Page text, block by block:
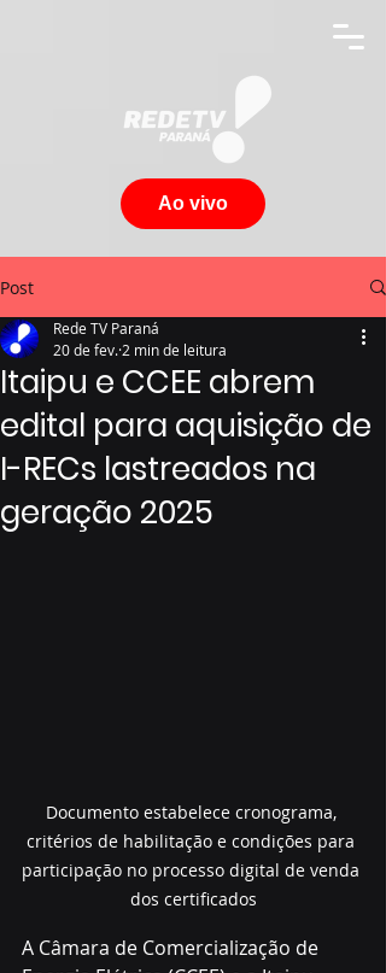
Ao vivo
Post
Itaipu e CCEE abrem
edital para aquisição de
I-RECs lastreados na
geração 2025
Rede TV Paraná
20 de fev. 2 min de leitura
Documento estabelece cronograma,
critérios de habilitação e condições para
participação no processo digital de venda
dos certificados
A Câmara de Comercialização de